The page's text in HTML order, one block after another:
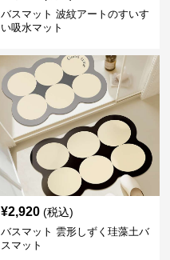
バスマット 波紋アートのすいす
い吸水マット
¥2,920 (税込)
バスマット 雲形しずく珪藻土バ
スマット